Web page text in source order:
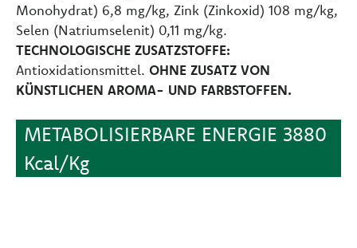
Monohydrat) 6,8 mg/kg, Zink (Zinkoxid) 108 mg/kg,
Selen (Natriumselenit) 0,11 mg/kg.
TECHNOLOGISCHE ZUSATZSTOFFE:
Antioxidationsmittel. OHNE ZUSATZ VON
KÜNSTLICHEN AROMA- UND FARBSTOFFEN.
METABOLISIERBARE ENERGIE 3880
Kcal/Kg